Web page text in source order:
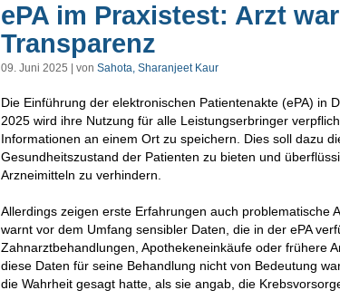
ePA im Praxistest: Arzt
Transparenz
09. Juni 2025 | von Sahota, Sharanjeet Kaur
Die Einführung der elektronischen Patientenakte (ePA) in
2025 wird ihre Nutzung für alle Leistungserbringer
Informationen an einem Ort zu speichern. Dies soll dazu
Gesundheitszustand der Patienten zu bieten und
Arzneimitteln zu verhindern.
Allerdings zeigen erste Erfahrungen auch problematische
warnt vor dem Umfang sensibler Daten, die in der ePA
Zahnarztbehandlungen, Apothekeneinkäufe oder frühere
diese Daten für seine Behandlung nicht von Bedeutung
die Wahrheit gesagt hatte, als sie angab, die